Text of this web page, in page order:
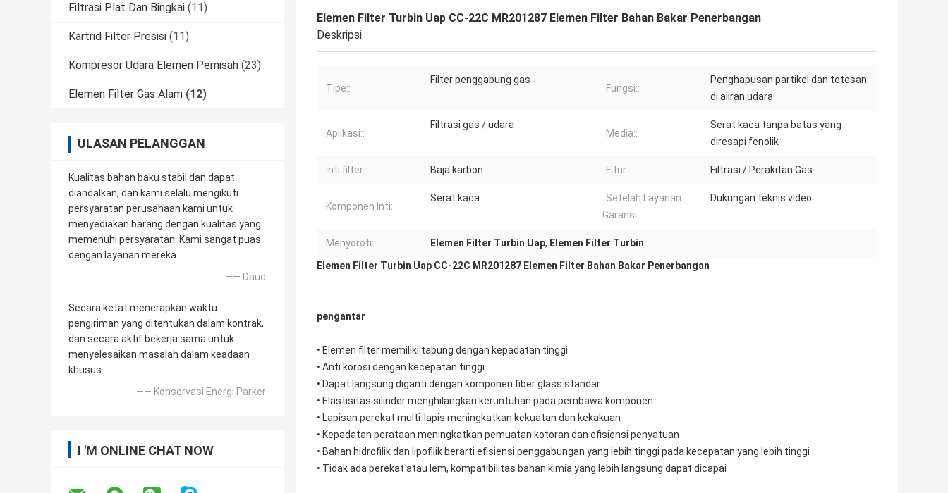
Filtrasi Plat Dan Bingkai (11)
Kartrid Filter Presisi (11)
Kompresor Udara Elemen Pemisah (23)
Elemen Filter Gas Alam (12)
ULASAN PELANGGAN
Kualitas bahan baku stabil dan dapat
diandalkan, dan kami selalu mengikuti
persyaratan perusahaan kami untuk
menyediakan barang dengan kualitas yang
memenuhi persyaratan. Kami sangat puas
dengan layanan mereka.
—— Daud
Secara ketat menerapkan waktu
pengiriman yang ditentukan dalam kontrak,
dan secara aktif bekerja sama untuk
menyelesaikan masalah dalam keadaan
khusus.
—— Konservasi Energi Parker
I 'M ONLINE CHAT NOW
Elemen Filter Turbin Uap CC-22C MR201287 Elemen Filter Bahan Bakar Penerbangan
Deskripsi
Tipe::
Filter penggabung gas
Fungsi::
Penghapusan partikel dan tetesan
di aliran udara
Aplikasi::
Filtrasi gas / udara
Media::
Serat kaca tanpa batas yang
diresapi fenolik
inti filter:: Baja karbon Fitur:: Filtrasi / Perakitan Gas
Komponen Inti::
Serat kaca
Setelah Layanan
Garansi::
Dukungan teknis video
Menyoroti: Elemen Filter Turbin Uap, Elemen Filter Turbin
Elemen Filter Turbin Uap CC-22C MR201287 Elemen Filter Bahan Bakar Penerbangan
pengantar
• Elemen filter memiliki tabung dengan kepadatan tinggi
• Anti korosi dengan kecepatan tinggi
• Dapat langsung diganti dengan komponen fiber glass standar
• Elastisitas silinder menghilangkan keruntuhan pada pembawa komponen
• Lapisan perekat multi-lapis meningkatkan kekuatan dan kekakuan
• Kepadatan perataan meningkatkan pemuatan kotoran dan efisiensi penyatuan
• Bahan hidrofilik dan lipofilik berarti efisiensi penggabungan yang lebih tinggi pada kecepatan yang lebih tinggi
• Tidak ada perekat atau lem, kompatibilitas bahan kimia yang lebih langsung dapat dicapai